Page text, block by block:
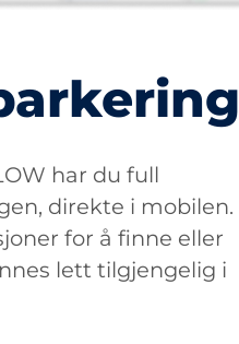
har du full
direkte i mobilen.
for å finne eller
lett tilgjengelig i